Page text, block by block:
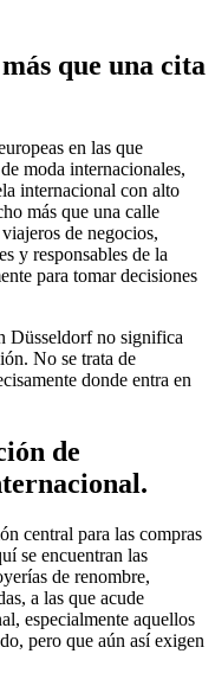
que una cita
en las que
moda internacionales,
internacional con alto
más que una calle
de negocios,
y responsables de la
para tomar decisiones
Düsseldorf no significa
No se trata de
donde entra en
de
central para las compras
se encuentran las
de renombre,
a las que acude
especialmente aquellos
pero que aún así exigen